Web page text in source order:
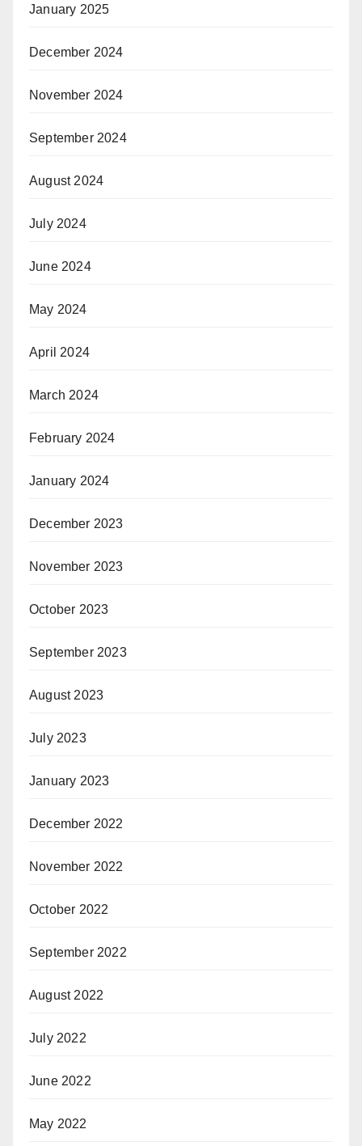
January 2025
December 2024
November 2024
September 2024
August 2024
July 2024
June 2024
May 2024
April 2024
March 2024
February 2024
January 2024
December 2023
November 2023
October 2023
September 2023
August 2023
July 2023
January 2023
December 2022
November 2022
October 2022
September 2022
August 2022
July 2022
June 2022
May 2022